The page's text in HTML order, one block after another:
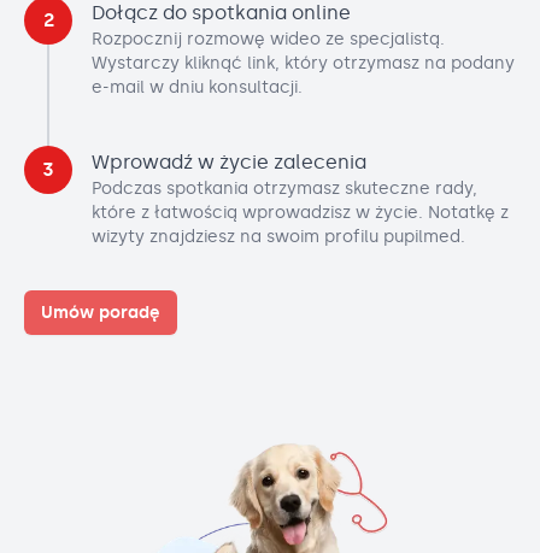
2 Dołącz do spotkania online
Rozpocznij rozmowę wideo ze specjalistą.
Wystarczy kliknąć link, który otrzymasz na podany
e-mail w dniu konsultacji.
3 Wprowadź w życie zalecenia
Podczas spotkania otrzymasz skuteczne rady,
które z łatwością wprowadzisz w życie. Notatkę z
wizyty znajdziesz na swoim profilu pupilmed.
Umów poradę